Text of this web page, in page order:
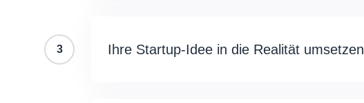
3 Ihre Startup-Idee in die Realität umsetzen